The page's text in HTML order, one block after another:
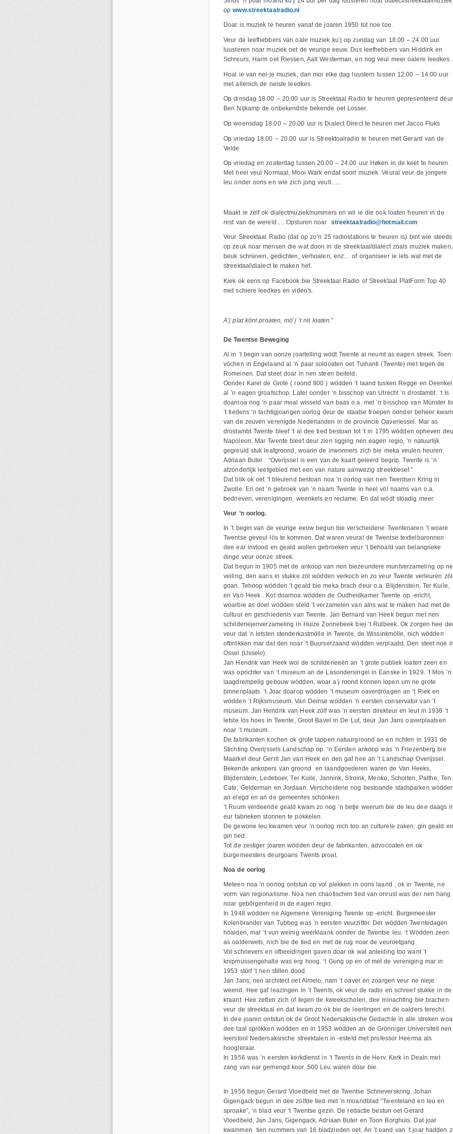
opwww.streektaalradio.nl
Doar is muziek te heuren vanaf de joaren 1950 tot noe toe.
Veur de leefhebbers van oale muziek ku’j op zundag van 18.00 – 24.00 uur
luusteren noar muziek oet de veurige eeuw. Dus leefhebbers van Hiddink en
Schreurs, Harm oet Riessen, Aalt Westerman, en nog veul meer oalere leedkes.
Hoal ie van nei-je muziek, dan moi elke dag luustern tussen 12.00 – 14.00 uur
met allenich de neiste leedkes.
Op dinsdag 18.00 – 20.00 uur is Streektaal Radio te heuren gepresenteerd deur
Ben Nijkamp de onbekendste bekende oet Losser.
Op woensdag 18.00 – 20.00 uur is Dialect Direct te heuren met Jacco Fluks
Op vriedag 18.00 – 20.00 uur is Streektoalradio te heuren met Gerard van de
Velde
Op vriedag en zoaterdag tussen 20.00 – 24.00 uur Høken in de keet te heuren.
Met heel veul Normaal, Mooi Wark endat soort muziek. Veural veur de jongere
leu onder oons en wie zich jong veult…..
Maakt ie zelf ok dialectmuziek/nummers en wil ie die ook loaten heuren in de
rest van de wereld…. Opsturen noar streektaalradio@hotmail.com
Veur Streektaal Radio (dat op zo’n 25 radiostations te heuren is) bint wie steeds
op zeuk noar mensen die wat doon in de streektaal/dialect zoals muziek maken,
beuk schrieven, gedichten, verhoalen, enz… of organiseer ie iets wat met de
streektaal\dialect te maken hef.
Kiek ok eens op Facebook bie Streektaal Radio of Streektaal PlatForm Top 40
met schiere leedkes en video's.
A’j plat könt proaten, mö’j ’t nit loaten.”
De Twentse Beweging
Al in ’t begin van oonze joartelling wödt Twente al neumt as eagen streek. Toen
vöchen in Engelaand al ’n paar soldoaten oet Tuihanti (Twente) met tegen de
Romeinen. Dat steet doar in nen steen beiteld.
Oonder Karel de Grote ( roond 800 ) wödden ’t laand tusken Regge en Deenkel
al ’n eagen groafschop. Later oonder ’n bisschop van Utrecht ’n drostambt. ’t Is
doarnoa nog ’n paar moal wisseld van baas o.a. met ’n bisschop van Münster
’t tiedens ’n tachtigjoarigen oorlog deur de staatse troepen oonder beheer kwam
van de zeuven verenigde Nederlanden in de provincie Oaveriessel. Mar as
drostambt Twente bleef ’t al dee tied bestoan tot ’t in 1795 wödden opheven
Napoleon. Mar Twente bleef deur zien ligging nen eagen regio, ’n natuurlijk
gegreuid stuk leafgroond, woarin de inwonners zich bie meka veulen heuren.
Adriaan Buter : “Overijssel is een van de kaart geleerd begrip. Twente is ’n
afzonderlijk leefgebied met een van nature aanwezig streekbesef.”
Dat blik ok oet ’t bleuiend bestoan noa ’n oorlog van nen Twentsen Kring in
Zwolle. En oet ’n gebroek van ’n naam Twente in heel völ naams van o.a.
bedrieven, verenigingen, weenkels en reclame. En dat wödt stöadig meer.
Veur ’n oorlog.
In ’t begin van de veurige eeuw begun bie verscheidene Twentenaren ’t woare
Twentse geveul lös te kommen. Dat waren veural de Twentse textielbaronnen
dee ear invlood en geald wollen gebroeken veur ’t behoald van belangrieke
dinge veur oonze streek.
Dat begun in 1905 met de ankoop van nen biezeundere muntverzameling op ne
veiling, den aans in stukke zöl wödden verkoch en zo veur Twente verleuren zöl
goan. Tehoop wödden ’t geald bie meka brach deur o.a. Blijdenstein, Ter Kuile,
en Van Heek . Kot doarnoa wödden de Oudheidkamer Twente op -ericht,
woarbie as doel wödden steld ’t verzamelen van alns wat te maken had met de
cultuur en geschiedenis van Twente. Jan Bernard van Heek begun met nen
schilderiejenverzameling in Huize Zonnebeek biej ‘t Rutbeek. Ok zorgen hee
veur dat ’n letsten stenderkastmölle in Twente, de Wissinkmölle, nich wödden
ofbrökken mar dat den noar ’t Buurserzaand wödden verplaatst. Den steet noe
Ossel (Usselo).
Jan Hendrik van Heek wol de schilderieeën an ’t grote publiek loaten zeen en
was oprichter van ’t museum an de Lasondersingel in Eanske in 1929. ’t Mos ’n
laagdrempelig gebouw wödden, woar a’j roond konnen lopen um ne grote
binnenplaats. ‘t Joar doarop wödden ’t museum oaverdröagen an ’t Riek en
wödden ’t Rijksmuseum. Van Deinse wödden ’n eersten conservator van ’t
museum. Jan Hendrik van Heek zölf was ’n eersten direkteur en leut in 1936 ’t
letste lös hoes in Twente, Groot Bavel in De Lut, deur Jan Jans oaverplaatsen
noar ’t museum.
De fabrikanten kochen ok grote lappen natuurgroond an en richten in 1931 de
Stichting Overijssels Landschap op. ‘n Eersten ankoop was ‘n Friezenberg bie
Maarkel deur Gerrit Jan van Heek en den gaf hee an ’t Landschap Overijssel.
Bekende ankopers van groond en laandgoederen waren de Van Heeks,
Blijdenstein, Ledeboer, Ter Kuile, Jannink, Stroink, Menko, Scholten, Palthe, Ten
Cate, Gelderman en Jordaan. Verscheidene nog bestoande stadsparken
an elegd en an de gemeentes schönken.
’t Ruum verdeende geald kwam zo nog ’n betje weerum bie de leu dee daags
eur fabrieken stonnen te pokkelen.
De gewone leu kwamen veur ’n oorlog nich too an culturele zaken: gin geald en
gin tied.
Tot de zestiger joaren wödden deur de fabrikanten, advocoaten en ok
burgemeesters deurgoans Twents proat.
Noa de oorlog
Meteen noa ’n oorlog ontstun op vol plekken in oons laand , ok in Twente, ne
vorm van regionalisme. Noa nen chaotischen tied van onrust was der nen hang
noar gebörgenheid in de eagen regio.
In 1948 wödden ne Algemene Vereniging Twente op -ericht. Burgemeester
Kolenbrander van Tubbeg was ’n eersten veurzitter. Der wödden Twentedagen
höalden, mar ’t vun weinig weerklaank oonder de Twentse leu. ‘t Wödden zeen
as oalderwets, nich bie de tied en met de rug noar de veuroetgang.
Vol schrievers en ofbeeldingen gaven doar ok wal anleiding too want ’t
knipmussengehalte was erg hoog. ‘t Gung op en of met de vereniging mar in
1953 störf ’t nen stillen dood.
Jan Jans, nen architect oet Almelo, nam ’t oaver en zoargen veur ne nieje
weend. Hee gaf leazingen in ’t Twents, ok veur de radio en schreef stukke in de
kraant. Hee zetten zich of tegen de kweekscholen, dee minachting bie brachen
veur de streektaal en dat kwam zo ok bie de leerlingen en de oalders terecht.
In dee joaren ontstun ok de Groot Nedersaksische Gedachte in alle streken
dee taal sprökken wödden en in 1953 wödden an de Grönniger Universiteit nen
leerstool Nedersaksische streektalen in -esteld met professor Heerma als
hoogleraar.
In 1956 was ’n eersten kerkdienst in ’t Twents in de Herv. Kerk in Dealn met
zang van ear gemengd koor. 500 Leu waren doar bie.
In 1956 begun Gerard Vloedbeld met de Twentse Schrieverskring. Johan
Gigengack begun in dee zölfde tied met ’n moandblad “Twenteland en leu en
sproake”, ‘n blad veur ’t Twentse gezin. De redactie bestun oet Gerard
Vloedbeld, Jan Jans, Gigengack, Adriaan Buter en Toon Borghuis. Dat joar
kwammen tien nummers van 16 bladzieden oet. An ’t eand van ’t joar hadden